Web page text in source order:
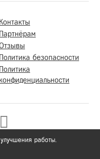
Контакты
Партнёрам
Политика безопасности
Политика
конфиденциальности
работы.